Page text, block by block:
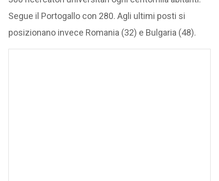
Segue il Portogallo con 280. Agli ultimi posti si
posizionano invece Romania (32) e Bulgaria (48).